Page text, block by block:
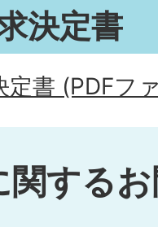
決定書
定書 (PDFフ
関する